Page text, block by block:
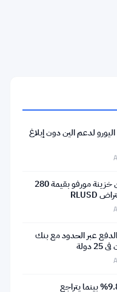
اليورو لدعم الين دون إبلاغ
حاملو XRP يستفيدون من خزينة مورفو بقيمة 280
عبر الحدود مع بنك
ارتفاع “Lighter” بنسبة 9.8% بينما يتراجع